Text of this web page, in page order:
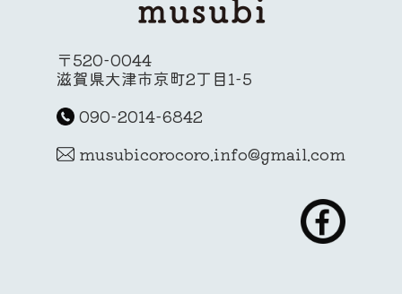
〒520-0044
滋賀県大津市京町2丁目1-5
090-2014-6842
musubicorocoro.info@gmail.com